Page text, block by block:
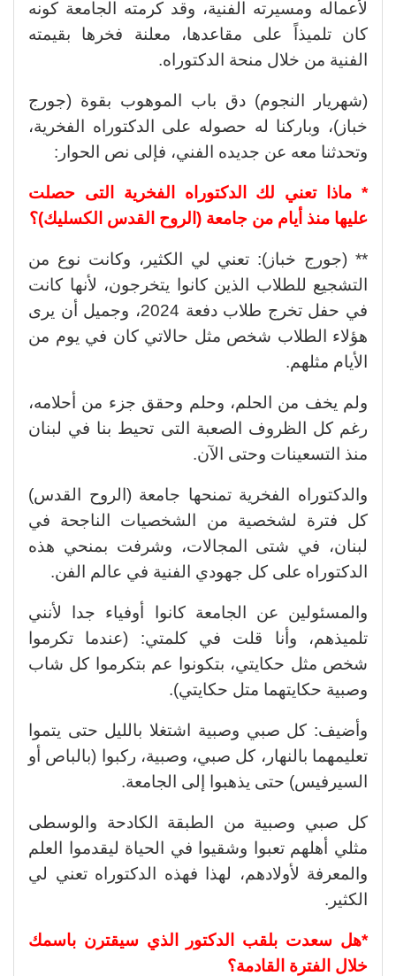
لأعماله ومسيرته الفنية، وقد كرمته الجامعة كونه
كان تلميذاً على مقاعدها، معلنة فخرها بقيمته
الفنية من خلال منحة الدكتوراه.
(شهريار النجوم) دق باب الموهوب بقوة (جورج
خباز)، وباركنا له حصوله على الدكتوراه الفخرية،
وتحدثنا معه عن جديده الفني، فإلى نص الحوار:
* ماذا تعني لك الدكتوراه الفخرية التى حصلت
عليها منذ أيام من جامعة (الروح القدس الكسليك)؟
** (جورج خباز): تعني لي الكثير، وكانت نوع من
التشجيع للطلاب الذين كانوا يتخرجون، لأنها كانت
في حفل تخرج طلاب دفعة 2024، وجميل أن يرى
هؤلاء الطلاب شخص مثل حالاتي كان في يوم من
الأيام مثلهم.
ولم يخف من الحلم، وحلم وحقق جزء من أحلامه،
رغم كل الظروف الصعبة التى تحيط بنا في لبنان
منذ التسعينات وحتى الآن.
والدكتوراه الفخرية تمنحها جامعة (الروح القدس)
كل فترة لشخصية من الشخصيات الناجحة في
لبنان، في شتى المجالات، وشرفت بمنحي هذه
الدكتوراه على كل جهودي الفنية في عالم الفن.
والمسئولين عن الجامعة كانوا أوفياء جدا لأنني
تلميذهم، وأنا قلت في كلمتي: (عندما تكرموا
شخص مثل حكايتي، بتكونوا عم بتكرموا كل شاب
وصبية حكايتهما متل حكايتي).
وأضيف: كل صبي وصبية اشتغلا بالليل حتى يتموا
تعليمهما بالنهار، كل صبي، وصبية، ركبوا (بالباص أو
السيرفيس) حتى يذهبوا إلى الجامعة.
كل صبي وصبية من الطبقة الكادحة والوسطى
مثلي أهلهم تعبوا وشقيوا في الحياة ليقدموا العلم
والمعرفة لأولادهم، لهذا فهذه الدكتوراه تعني لي
الكثير.
*هل سعدت بلقب الدكتور الذي سيقترن باسمك
خلال الفترة القادمة؟